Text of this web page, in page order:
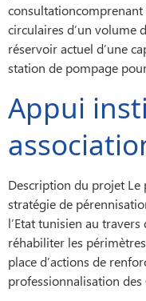
consultationcomprenant
circulaires d’un volume
réservoir actuel d’une
station de pompage
Appui
Description du projet Le
stratégie de
l’Etat tunisien au
réhabiliter les
place d’actions de
professionnalisation